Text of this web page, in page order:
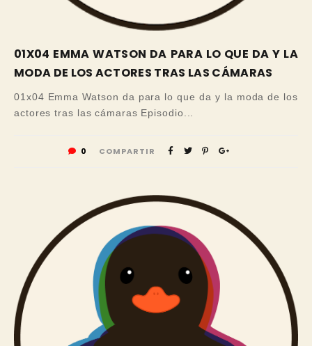
01X04 EMMA WATSON DA PARA LO QUE DA Y LA
MODA DE LOS ACTORES TRAS LAS CÁMARAS
01x04 Emma Watson da para lo que da y la moda de los
actores tras las cámaras Episodio...
0 COMPARTIR